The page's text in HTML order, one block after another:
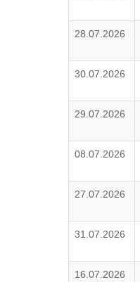
28.07.2026
30.07.2026
29.07.2026
08.07.2026
27.07.2026
31.07.2026
16.07.2026